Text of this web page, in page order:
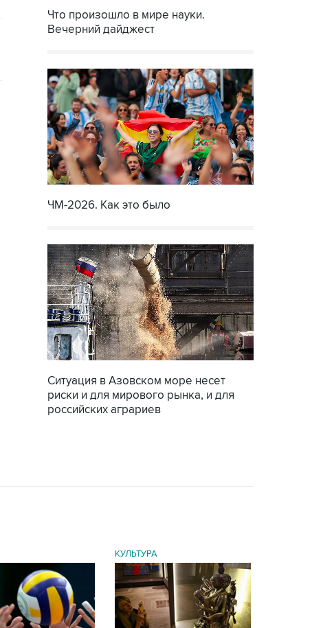
Что произошло в мире науки.
Вечерний дайджест
ЧМ-2026. Как это было
Ситуация в Азовском море несет
риски и для мирового рынка, и для
российских аграриев
КУЛЬТУРА